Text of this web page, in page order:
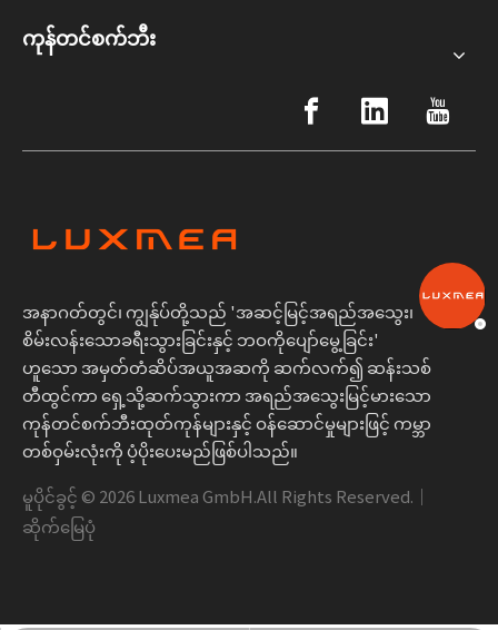
ကုန်တင်စက်ဘီး
အနာဂတ်တွင်၊ ကျွန်ုပ်တို့သည် 'အဆင့်မြင့်အရည်အသွေး၊
စိမ်းလန်းသောခရီးသွားခြင်းနှင့် ဘဝကိုပျော်မွေ့ခြင်း'
ဟူသော အမှတ်တံဆိပ်အယူအဆကို ဆက်လက်၍ ဆန်းသစ်
တီထွင်ကာ ရှေ့သို့ဆက်သွားကာ အရည်အသွေးမြင့်မားသော
ကုန်တင်စက်ဘီးထုတ်ကုန်များနှင့် ဝန်ဆောင်မှုများဖြင့် ကမ္ဘာ
တစ်ဝှမ်းလုံးကို ပံ့ပိုးပေးမည်ဖြစ်ပါသည်။
မူပိုင်ခွင့် © 2026Luxmea GmbH.All Rights Reserved.｜
ဆိုက်မြေပုံ